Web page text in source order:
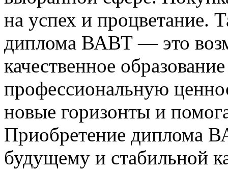
на успех и процветание.
диплома ВАВТ — это
качественное
профессиональную
новые горизонты и
Приобретение диплома
будущему и стабильной